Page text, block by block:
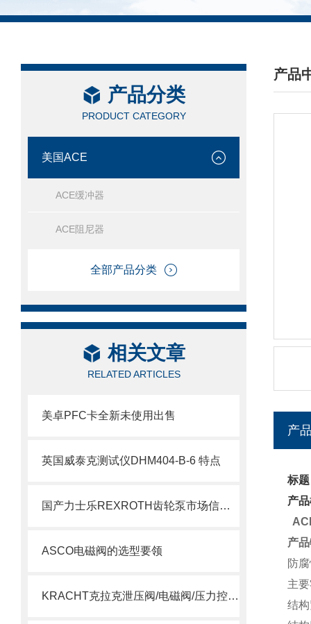
产品分类
PRODUCT CATEGORY
美国ACE
ACE缓冲器
ACE阻尼器
全部产品分类
相关文章
RELATED ARTICLES
美卓PFC卡全新未使用出售
英国威泰克测试仪DHM404-B-6 特点
国产力士乐REXROTH齿轮泵市场信息了解
ASCO电磁阀的选型要领
KRACHT克拉克泄压阀/电磁阀/压力控制阀选型指南
产品
/
产
标
产
产
防
主
结